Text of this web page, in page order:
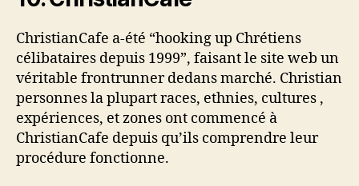
ChristianCafe a-été “hooking up Chrétiens
célibataires depuis 1999”, faisant le site web un
véritable frontrunner dedans marché. Christian
personnes la plupart races, ethnies, cultures ,
expériences, et zones ont commencé à
ChristianCafe depuis qu’ils comprendre leur
procédure fonctionne.